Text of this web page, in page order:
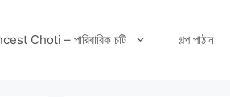
Choti – পারিবারিক চটি গল্প পাঠান